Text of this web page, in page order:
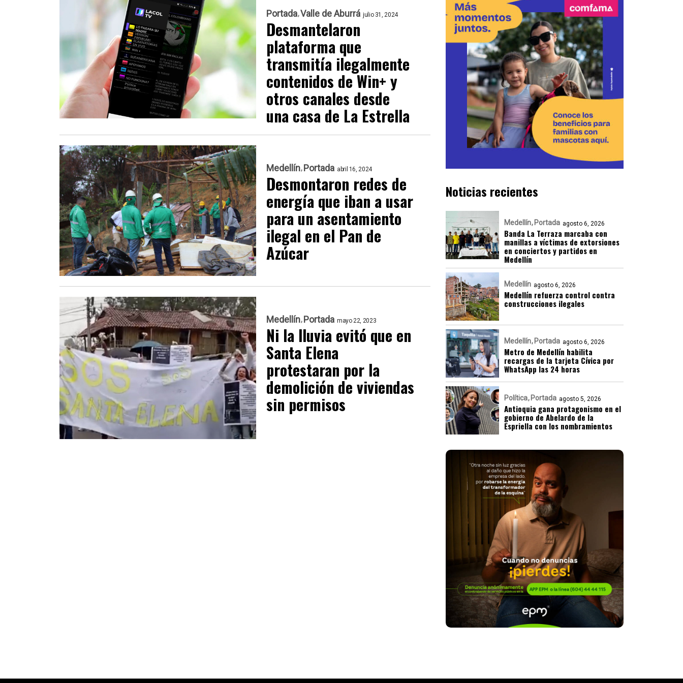
Portada Valle de Aburrá julio 31, 2024
Desmantelaron
plataforma que
transmitía ilegalmente
contenidos de Win+ y
otros canales desde
una casa de La Estrella
Medellín Portada abril 16, 2024
Desmontaron redes de
energía que iban a usar
para un asentamiento
ilegal en el Pan de
Azúcar
Medellín Portada mayo 22, 2023
Ni la lluvia evitó que en
Santa Elena
protestaran por la
demolición de viviendas
sin permisos
Noticias recientes
Medellín Portada agosto 6, 2026
Banda La Terraza marcaba con
manillas a víctimas de extorsiones
en conciertos y partidos en
Medellín
Medellín agosto 6, 2026
Medellín refuerza control contra
construcciones ilegales
Medellín Portada agosto 6, 2026
Metro de Medellín habilita
recargas de la tarjeta Cívica por
WhatsApp las 24 horas
Política Portada agosto 5, 2026
Antioquia gana protagonismo en el
gobierno de Abelardo de la
Espriella con los nombramientos